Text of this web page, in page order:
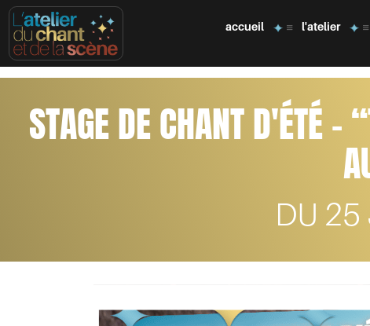
accueil l'atelier
STAGE DE CHANT D'ÉTÉ -
DU